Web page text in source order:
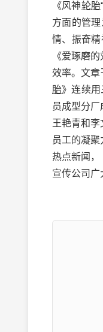
《风神轮胎
方面的管
情、振奋
《爱琢磨
效率。文章
胎》连续
员成型分
王艳青和
员工的凝
热点新闻，
宣传公司广